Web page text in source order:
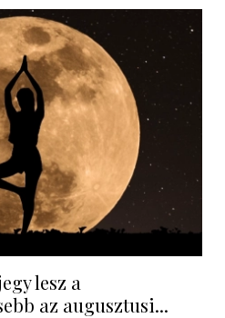
lesz a
az augusztusi...